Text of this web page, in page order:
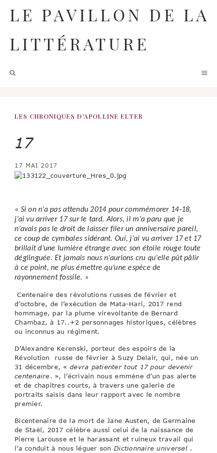
contenu
LE PAVILLON DE LA
LITTÉRATURE
LES CHRONIQUES D'APOLLINE ELTER
17
17 MAI 2017
« Si on n’a pas attendu 2014 pour commémorer 14-18,
j’ai vu arriver 17 sur le tard. Alors, il m’a paru que je
n’avais pas le droit de laisser filer un anniversaire pareil,
ce coup de cymbales sidérant. Oui, j’ai vu arriver 17 et 17
brillait d’une lumière étrange avec son étoile rouge toute
déglinguée. Et jamais nous n’aurions cru qu’elle pût pâlir
à ce point, ne plus émettre qu’une espèce de
rayonnement fossile. »
Centenaire des révolutions russes de février et
d’octobre, de l’exécution de Mata-Hari, 2017 rend
hommage, par la plume virevoltante de Bernard
Chambaz, à 17..+2 personnages historiques, célèbres
ou inconnus au régiment.
D’Alexandre Kerenski, porteur des espoirs de la
Révolution russe de février à Suzy Delair, qui, née un
31 décembre, « devra patienter tout 17 pour devenir
centenaire. », l’écrivain nous emmène d’un pas alerte
et de chapitres courts, à travers une galerie de
portraits saisis dans leur rapport avec le nombre
premier.
Bicentenaire de la mort de Jane Austen, de Germaine
de Staël, 2017 célèbre aussi celui de la naissance de
Pierre Larousse et le harassant et ruineux travail qui
l’a conduit à nous léguer son Dictionnaire universel.